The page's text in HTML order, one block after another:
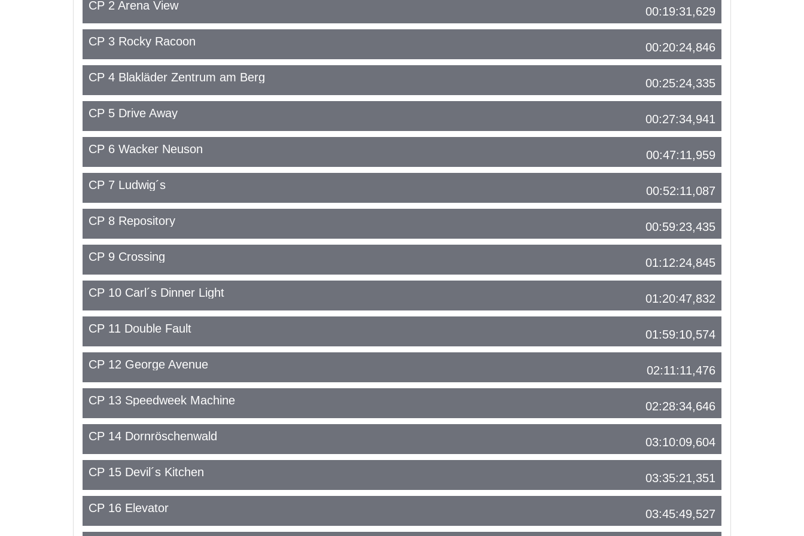
CP 2 Arena View 00:19:31,629
CP 3 Rocky Racoon 00:20:24,846
CP 4 Blakläder Zentrum am Berg 00:25:24,335
CP 5 Drive Away 00:27:34,941
CP 6 Wacker Neuson 00:47:11,959
CP 7 Ludwig´s 00:52:11,087
CP 8 Repository 00:59:23,435
CP 9 Crossing 01:12:24,845
CP 10 Carl´s Dinner Light 01:20:47,832
CP 11 Double Fault 01:59:10,574
CP 12 George Avenue 02:11:11,476
CP 13 Speedweek Machine 02:28:34,646
CP 14 Dornröschenwald 03:10:09,604
CP 15 Devil´s Kitchen 03:35:21,351
CP 16 Elevator 03:45:49,527